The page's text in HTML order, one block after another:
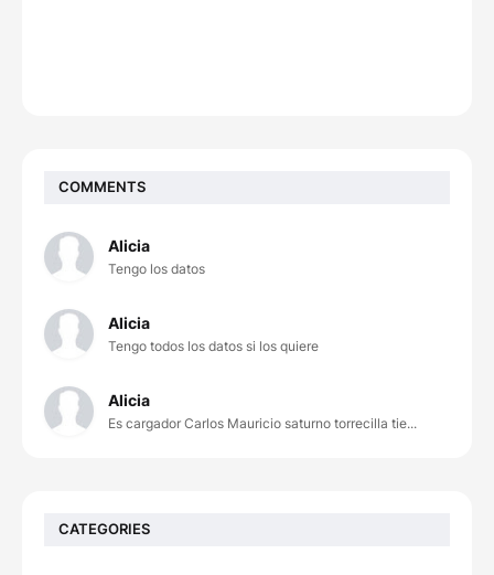
COMMENTS
Alicia
Tengo los datos
Alicia
Tengo todos los datos si los quiere
Alicia
Es cargador Carlos Mauricio saturno torrecilla tie...
CATEGORIES